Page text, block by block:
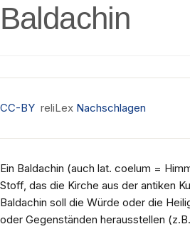
Baldachin
CC-BY reliLex Nachschlagen
Ein Baldachin (auch lat. coelum =
Stoff, das die Kirche aus der antiken
Baldachin soll die Würde oder die
oder Gegenständen herausstellen